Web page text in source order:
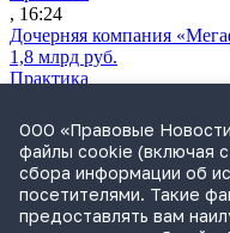
, 16:24
Дочерняя компания
1,8 млрд руб.
Практика
СИП проверит отмену
устройствами после
Практика
, 15:17
Суды 10 стран
Google о возврате
ООО «Правовые
файлы cookie (включая
сбора информации об
посетителями. Такие
предоставлять вам